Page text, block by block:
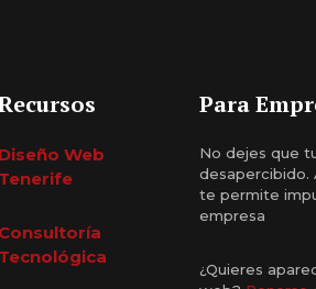
Diseño Web
Tenerife
Consultoría
Tecnológica
Para
No dejes que
desapercibido.
te permite
empresa
¿Quieres